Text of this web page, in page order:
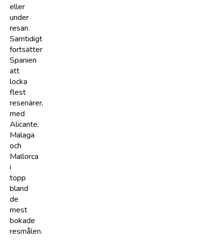
eller
under
resan.
Samtidigt
fortsätter
Spanien
att
locka
flest
resenärer,
med
Alicante,
Malaga
och
Mallorca
i
topp
bland
de
mest
bokade
resmålen.